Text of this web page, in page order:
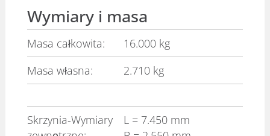
Wymiary i masa
Masa całkowita:
16.000 kg
Masa własna:
2.710 kg
Skrzynia-Wymiary
L = 7.450 mm